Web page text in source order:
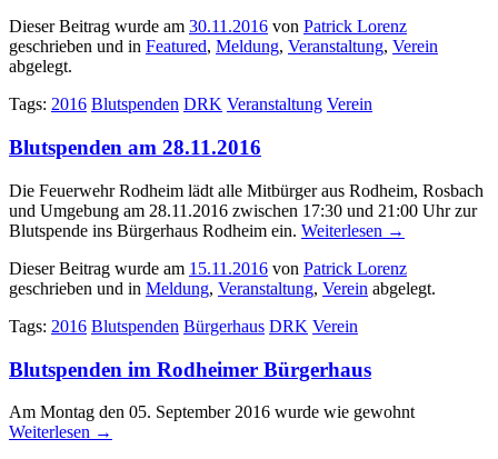
Dieser Beitrag wurde am 30.11.2016 von Patrick Lorenz
geschrieben und in Featured, Meldung, Veranstaltung, Verein
abgelegt.
Tags: 2016 Blutspenden DRK Veranstaltung Verein
Blutspenden am 28.11.2016
Die Feuerwehr Rodheim lädt alle Mitbürger aus Rodheim, Rosbach
und Umgebung am 28.11.2016 zwischen 17:30 und 21:00 Uhr zur
Blutspende ins Bürgerhaus Rodheim ein. Weiterlesen →
Dieser Beitrag wurde am 15.11.2016 von Patrick Lorenz
geschrieben und in Meldung, Veranstaltung, Verein abgelegt.
Tags: 2016 Blutspenden Bürgerhaus DRK Verein
Blutspenden im Rodheimer Bürgerhaus
Am Montag den 05. September 2016 wurde wie gewohnt
Weiterlesen →